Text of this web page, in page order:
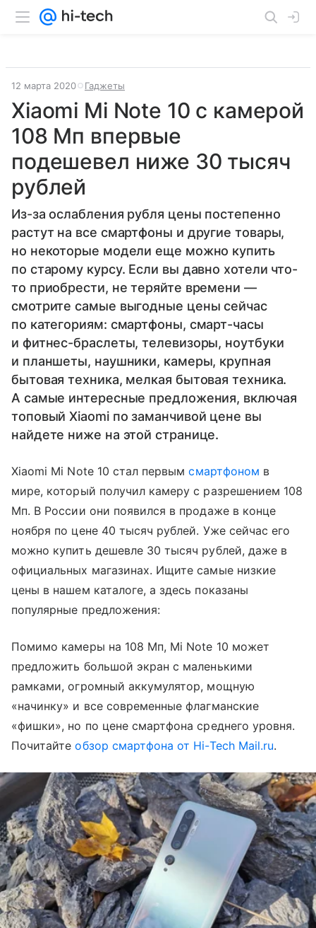
12 марта 2020 Гаджеты
Xiaomi Mi Note 10 с камерой
108 Мп впервые
подешевел ниже 30 тысяч
рублей
Из-за ослабления рубля цены постепенно
растут на все смартфоны и другие товары,
но некоторые модели еще можно купить
по старому курсу. Если вы давно хотели что-
то приобрести, не теряйте времени —
смотрите самые выгодные цены сейчас
по категориям: смартфоны, смарт-часы
и фитнес-браслеты, телевизоры, ноутбуки
и планшеты, наушники, камеры, крупная
бытовая техника, мелкая бытовая техника.
А самые интересные предложения, включая
топовый Xiaomi по заманчивой цене вы
найдете ниже на этой странице.
Xiaomi Mi Note 10 стал первымсмартфоном в
мире, который получил камеру с разрешением 108
Мп. В России они появился в продаже в конце
ноября по цене 40 тысяч рублей. Уже сейчас его
можно купить дешевле 30 тысяч рублей, даже в
официальных магазинах. Ищите самые низкие
цены в нашем каталоге, а здесь показаны
популярные предложения:
Помимо камеры на 108 Мп, Mi Note 10 может
предложить большой экран с маленькими
рамками, огромный аккумулятор, мощную
«начинку» и все современные флагманские
«фишки», но по цене смартфона среднего уровня.
Почитайтеобзор смартфона от Hi-Tech Mail.ru.